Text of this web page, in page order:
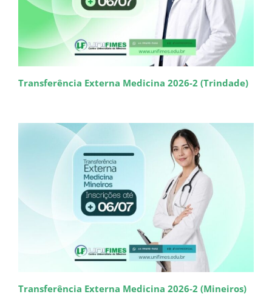
Transferência Externa Medicina 2026-2 (Trindade)
Transferência Externa Medicina 2026-2 (Mineiros)